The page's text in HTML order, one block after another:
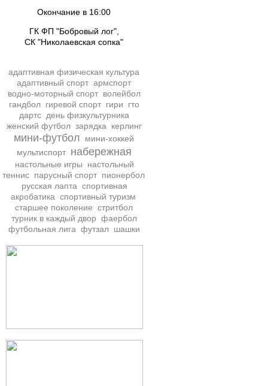
Окончание в 16:00
ГК ФП "Бобровый лог",
СК "Николаевская сопка"
адаптивная физическая культура
адаптивный спорт армспорт
водно-моторный спорт волейбол
гандбол гиревой спорт гири
гто
дартс день физкультурника
женский футбол зарядка керлинг
мини-футбол
мини-хоккей
мультиспорт набережная
настольные игры
настольный
теннис парусный спорт пионербол
русская лапта спортивная
акробатика спортивный туризм
старшее поколение стритбол
турник в каждый двор фаербол
футбольная лига футзал шашки